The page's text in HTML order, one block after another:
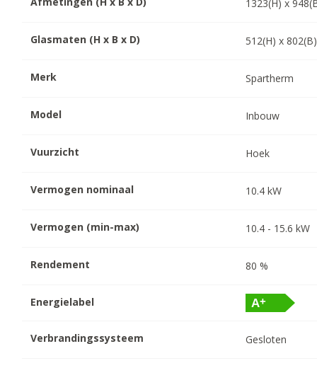
1323(H) x948
Glasmaten (H x B x D) 512(H) x802
Merk Spartherm
Model Inbouw
Vuurzicht Hoek
Vermogen nominaal 10.4 kW
Vermogen (min-max) 10.4 - 15.6 kW
Rendement 80 %
Energielabel
Verbrandingssysteem Gesloten